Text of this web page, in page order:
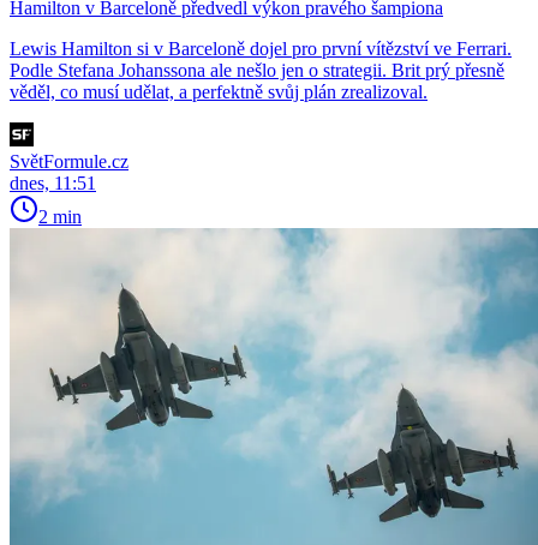
Hamilton v Barceloně předvedl výkon pravého šampiona
Lewis Hamilton si v Barceloně dojel pro první vítězství ve Ferrari.
Podle Stefana Johanssona ale nešlo jen o strategii. Brit prý přesně
věděl, co musí udělat, a perfektně svůj plán zrealizoval.
SvětFormule.cz
dnes, 11:51
2 min